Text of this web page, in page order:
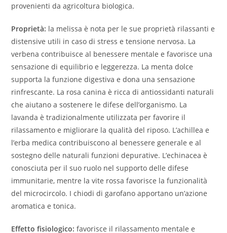
provenienti da agricoltura biologica.
Proprietà: la melissa è nota per le sue proprietà rilassanti e
distensive utili in caso di stress e tensione nervosa. La
verbena contribuisce al benessere mentale e favorisce una
sensazione di equilibrio e leggerezza. La menta dolce
supporta la funzione digestiva e dona una sensazione
rinfrescante. La rosa canina è ricca di antiossidanti naturali
che aiutano a sostenere le difese dell’organismo. La
lavanda è tradizionalmente utilizzata per favorire il
rilassamento e migliorare la qualità del riposo. L’achillea e
l’erba medica contribuiscono al benessere generale e al
sostegno delle naturali funzioni depurative. L’echinacea è
conosciuta per il suo ruolo nel supporto delle difese
immunitarie, mentre la vite rossa favorisce la funzionalità
del microcircolo. I chiodi di garofano apportano un’azione
aromatica e tonica.
Effetto fisiologico: favorisce il rilassamento mentale e